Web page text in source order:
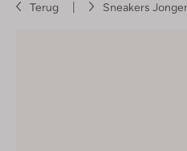
Terug Sneakers